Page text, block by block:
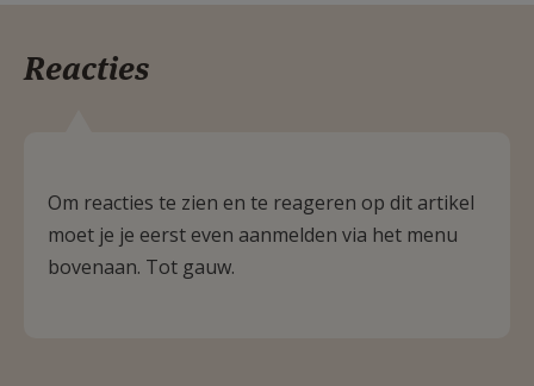
Reacties
Om reacties te zien en te reageren op dit artikel
moet je je eerst even aanmelden via het menu
bovenaan. Tot gauw.